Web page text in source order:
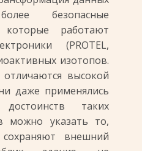
безопасные
которые работают
(PROTEL,
изотопов.
высокой
даже применялись
таких
можно указать то,
внешний